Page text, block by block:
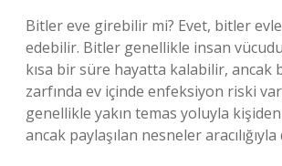
Bitler eve girebilir mi? Evet, bitler
edebilir. Bitler genellikle insan
kısa bir süre hayatta kalabilir, ancak
zarfında ev içinde enfeksiyon riski
genellikle yakın temas yoluyla
ancak paylaşılan nesneler